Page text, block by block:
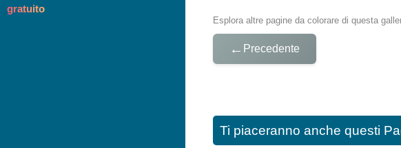
Esplora altre pagine da colorare di questa
← Precedente
Ti piaceranno anche questi
gratuito